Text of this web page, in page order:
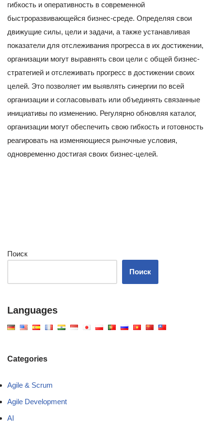
гибкость и оперативность в современной
быстроразвивающейся бизнес-среде. Определяя свои
движущие силы, цели и задачи, а также устанавливая
показатели для отслеживания прогресса в их достижении,
организации могут выравнять свои цели с общей бизнес-
стратегией и отслеживать прогресс в достижении своих
целей. Это позволяет им выявлять синергии по всей
организации и согласовывать или объединять связанные
инициативы по изменению. Регулярно обновляя каталог,
организации могут обеспечить свою гибкость и готовность
реагировать на изменяющиеся рыночные условия,
одновременно достигая своих бизнес-целей.
Поиск
Поиск
Languages
Categories
Agile & Scrum
Agile Development
AI